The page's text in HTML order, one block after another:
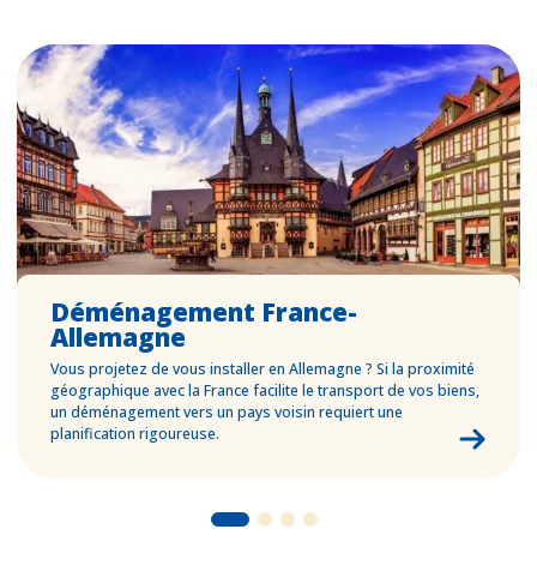
Déménagement France-
Allemagne
Vous projetez de vous installer en Allemagne ? Si la proximité
géographique avec la France facilite le transport de vos biens,
un déménagement vers un pays voisin requiert une
planification rigoureuse.